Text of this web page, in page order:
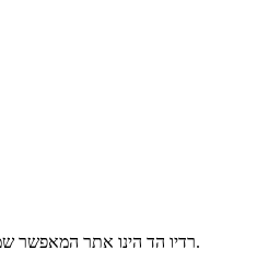
רדיו הדהינו אתר המאפשר שמיעת תחנות רדיו ישראלי אונליין בשידור חי, 24/7 מכל מקום בעולם.